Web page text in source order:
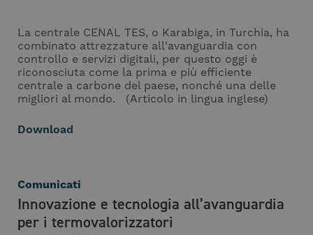
La centrale CENAL TES, o Karabiga, in Turchia, ha
combinato attrezzature all'avanguardia con
controllo e servizi digitali, per questo oggi è
riconosciuta come la prima e più efficiente
centrale a carbone del paese, nonché una delle
migliori al mondo. (Articolo in lingua inglese)
Download
Comunicati
Innovazione e tecnologia all’avanguardia
per i termovalorizzatori